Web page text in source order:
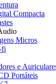
Compacta
Micros
fi
e
Portáteis